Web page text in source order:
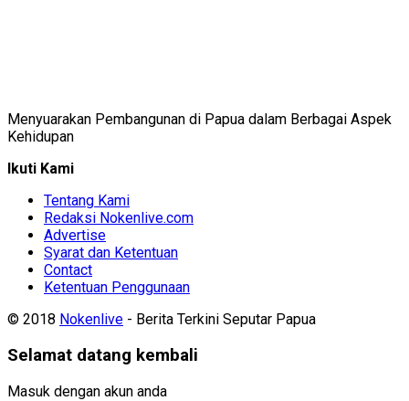
Menyuarakan Pembangunan di Papua dalam Berbagai Aspek
Kehidupan
Ikuti Kami
Tentang Kami
Redaksi Nokenlive.com
Advertise
Syarat dan Ketentuan
Contact
Ketentuan Penggunaan
© 2018 Nokenlive - Berita Terkini Seputar Papua
Selamat datang kembali
Masuk dengan akun anda